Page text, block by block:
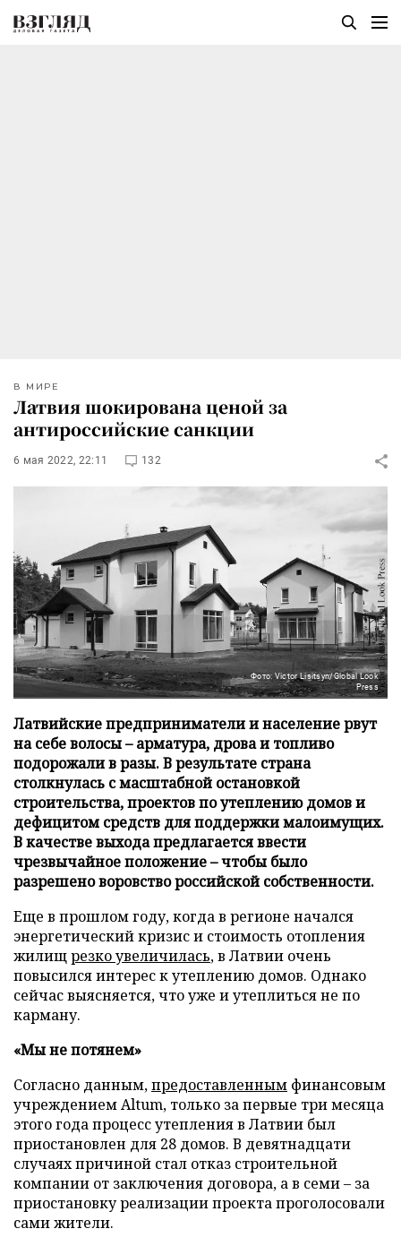
В МИРЕ
Латвия шокирована ценой за
антироссийские санкции
6 мая 2022, 22:11 132
Фото: Victor Lisitsyn/Global Look
Press
Латвийские предприниматели и население рвут
на себе волосы – арматура, дрова и топливо
подорожали в разы. В результате страна
столкнулась с масштабной остановкой
строительства, проектов по утеплению домов и
дефицитом средств для поддержки малоимущих.
В качестве выхода предлагается ввести
чрезвычайное положение – чтобы было
разрешено воровство российской собственности.
Еще в прошлом году, когда в регионе начался
энергетический кризис и стоимость отопления
жилищрезко увеличилась, в Латвии очень
повысился интерес к утеплению домов. Однако
сейчас выясняется, что уже и утеплиться не по
карману.
«Мы не потянем»
Согласно данным,предоставленным финансовым
учреждением Altum, только за первые три месяца
этого года процесс утепления в Латвии был
приостановлен для 28 домов. В девятнадцати
случаях причиной стал отказ строительной
компании от заключения договора, а в семи – за
приостановку реализации проекта проголосовали
сами жители.